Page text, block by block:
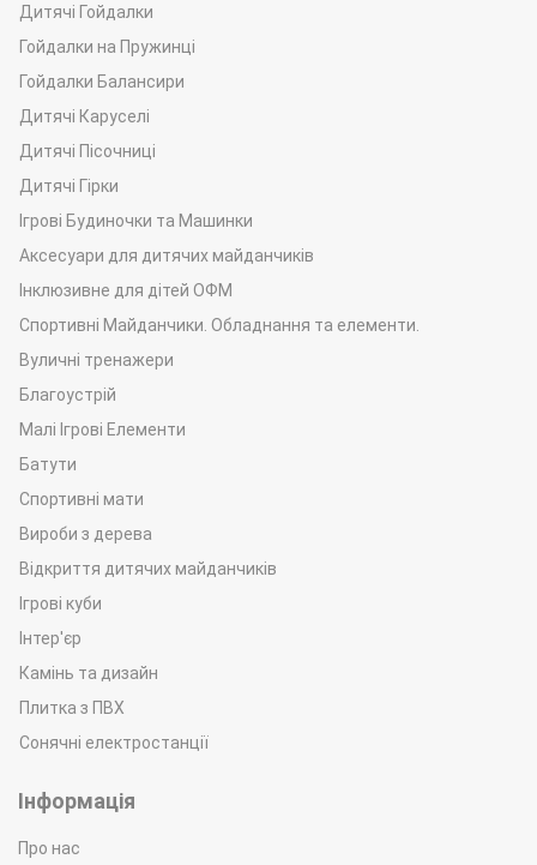
Дитячі Гойдалки
Гойдалки на Пружинці
Гойдалки Балансири
Дитячі Каруселі
Дитячі Пісочниці
Дитячі Гірки
Ігрові Будиночки та Машинки
Аксесуари для дитячих майданчиків
Інклюзивне для дітей ОФМ
Спортивні Майданчики. Обладнання та елементи.
Вуличні тренажери
Благоустрій
Малі Ігрові Елементи
Батути
Спортивні мати
Вироби з дерева
Відкриття дитячих майданчиків
Ігрові куби
Інтер'єр
Камінь та дизайн
Плитка з ПВХ
Сонячні електростанції
Інформація
Про нас